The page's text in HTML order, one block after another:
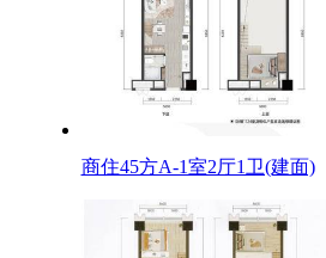
商住45方A-1室2厅1卫(建面)